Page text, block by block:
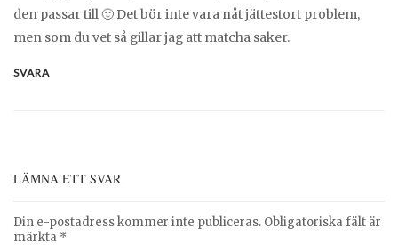
den passar till 🙂 Det bör inte vara nåt jättestort problem,
men som du vet så gillar jag att matcha saker.
SVARA
LÄMNA ETT SVAR
Din e-postadress kommer inte publiceras. Obligatoriska fält är
märkta *